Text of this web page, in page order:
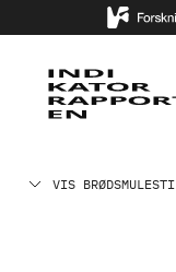
VIS BRØDSMULESTI